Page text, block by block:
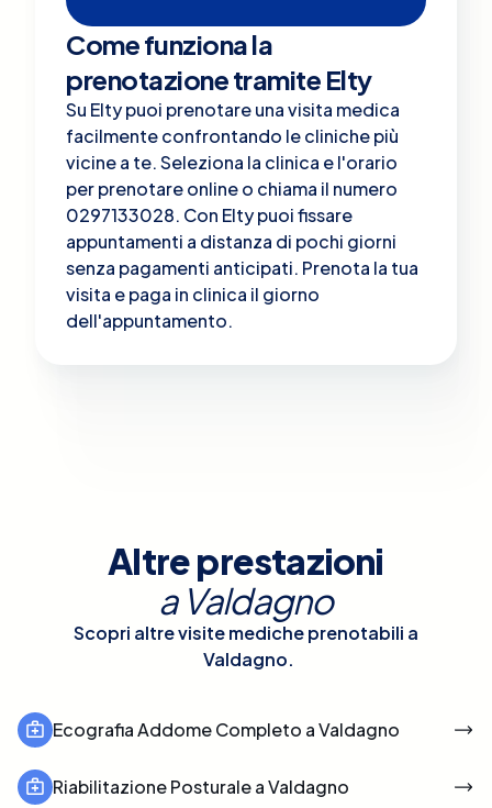
Come funziona la
prenotazione tramite Elty
Su Elty puoi prenotare una visita medica
facilmente confrontando le cliniche più
vicine a te. Seleziona la clinica e l'orario
per prenotare online o chiama il numero
0297133028. Con Elty puoi fissare
appuntamenti a distanza di pochi giorni
senza pagamenti anticipati. Prenota la tua
visita e paga in clinica il giorno
dell'appuntamento.
Altre prestazioni
a Valdagno
Scopri altre visite mediche prenotabili a
Valdagno.
Ecografia Addome Completo a Valdagno
Riabilitazione Posturale a Valdagno